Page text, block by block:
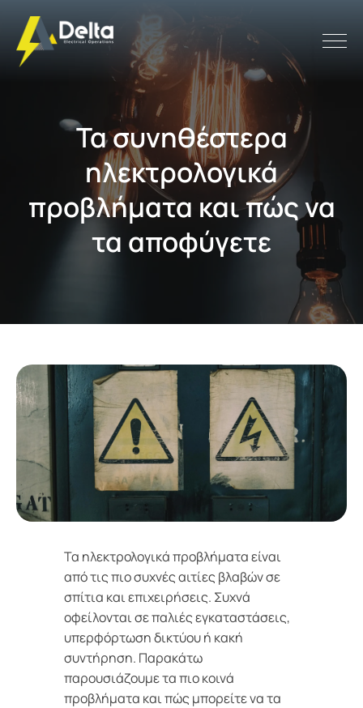
Τα συνηθέστερα
ηλεκτρολογικά
προβλήματα και πώς να
τα αποφύγετε
Τα ηλεκτρολογικά προβλήματα είναι
από τις πιο συχνές αιτίες βλαβών σε
σπίτια και επιχειρήσεις. Συχνά
οφείλονται σε παλιές εγκαταστάσεις,
υπερφόρτωση δικτύου ή κακή
συντήρηση. Παρακάτω
παρουσιάζουμε τα πιο κοινά
προβλήματα και πώς μπορείτε να τα